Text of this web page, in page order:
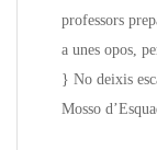
professors
a unes opos,
} No deixis
Mosso